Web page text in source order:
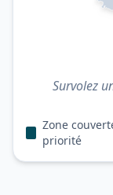
Survolez
Zone
priorité